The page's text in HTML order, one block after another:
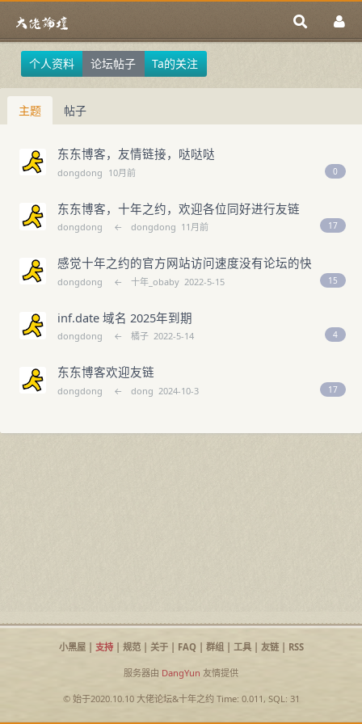
个人资料 论坛帖子 Ta的关注
主题 帖子
东东博客，友情链接，哒哒哒
dongdong 10月前 0
东东博客，十年之约，欢迎各位同好进行友链
dongdong ← dongdong 11月前 17
感觉十年之约的官方网站访问速度没有论坛的快
dongdong ← 十年_obaby 2022-5-15 15
inf.date 域名 2025年到期
dongdong ← 橘子 2022-5-14 4
东东博客欢迎友链
dongdong ← dong 2024-10-3 17
小黑屋| 支持| 规范| 关于| FAQ| 群组| 工具| 友链| RSS
服务器由 DangYun 友情提供
© 始于2020.10.10 大佬论坛&十年之约Time: 0.011, SQL: 31